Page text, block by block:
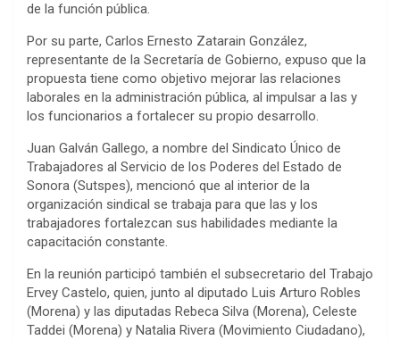
de la función pública.
Por su parte, Carlos Ernesto Zatarain González,
representante de la Secretaría de Gobierno, expuso que la
propuesta tiene como objetivo mejorar las relaciones
laborales en la administración pública, al impulsar a las y
los funcionarios a fortalecer su propio desarrollo.
Juan Galván Gallego, a nombre del Sindicato Único de
Trabajadores al Servicio de los Poderes del Estado de
Sonora (Sutspes), mencionó que al interior de la
organización sindical se trabaja para que las y los
trabajadores fortalezcan sus habilidades mediante la
capacitación constante.
En la reunión participó también el subsecretario del Trabajo
Ervey Castelo, quien, junto al diputado Luis Arturo Robles
(Morena) y las diputadas Rebeca Silva (Morena), Celeste
Taddei (Morena) y Natalia Rivera (Movimiento Ciudadano),